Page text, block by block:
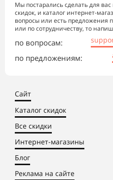
Мы постарались сделать для
скидок, и каталог интернет-
вопросы или есть предложения
или по сотрудничеству, то
по вопросам:
по предложениям:
Сайт
Каталог скидок
Все скидки
Интернет-магазины
Блог
Реклама на сайте